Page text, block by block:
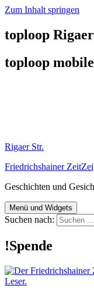
Zum Inhalt springen
toploop
toploop mobile
Rigaer Str.
Friedrichshainer
Geschichten und
Menü und Widgets
Suchen nach:
!Spende